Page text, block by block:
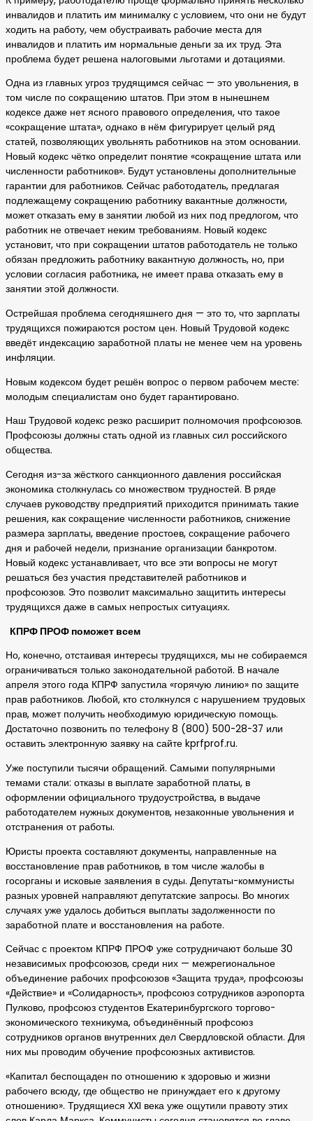
инвалидов и платить им минималку с условием, что они не будут
ходить на работу, чем обустраивать рабочие места для
инвалидов и платить им нормальные деньги за их труд. Эта
проблема будет решена налоговыми льготами и дотациями.
Одна из главных угроз трудящимся сейчас — это увольнения, в
том числе по сокращению штатов. При этом в нынешнем
кодексе даже нет ясного правового определения, что такое
«сокращение штата», однако в нём фигурирует целый ряд
статей, позволяющих увольнять работников на этом основании.
Новый кодекс чётко определит понятие «сокращение штата или
численности работников». Будут установлены дополнительные
гарантии для работников. Сейчас работодатель, предлагая
подлежащему сокращению работнику вакантные должности,
может отказать ему в занятии любой из них под предлогом, что
работник не отвечает неким требованиям. Новый кодекс
установит, что при сокращении штатов работодатель не только
обязан предложить работнику вакантную должность, но, при
условии согласия работника, не имеет права отказать ему в
занятии этой должности.
Острейшая проблема сегодняшнего дня — это то, что зарплаты
трудящихся пожираются ростом цен. Новый Трудовой кодекс
введёт индексацию заработной платы не менее чем на уровень
инфляции.
Новым кодексом будет решён вопрос о первом рабочем месте:
молодым специалистам оно будет гарантировано.
Наш Трудовой кодекс резко расширит полномочия профсоюзов.
Профсоюзы должны стать одной из главных сил российского
общества.
Сегодня из-за жёсткого санкционного давления российская
экономика столкнулась со множеством трудностей. В ряде
случаев руководству предприятий приходится принимать такие
решения, как сокращение численности работников, снижение
размера зарплаты, введение простоев, сокращение рабочего
дня и рабочей недели, признание организации банкротом.
Новый кодекс устанавливает, что все эти вопросы не могут
решаться без участия представителей работников и
профсоюзов. Это позволит максимально защитить интересы
трудящихся даже в самых непростых ситуациях.
КПРФ ПРОФ поможет всем
Но, конечно, отстаивая интересы трудящихся, мы не собираемся
ограничиваться только законодательной работой. В начале
апреля этого года КПРФ запустила «горячую линию» по защите
прав работников. Любой, кто столкнулся с нарушением трудовых
прав, может получить необходимую юридическую помощь.
Достаточно позвонить по телефону 8 (800) 500-28-37 или
оставить электронную заявку на сайте kprfprof.ru.
Уже поступили тысячи обращений. Самыми популярными
темами стали: отказы в выплате заработной платы, в
оформлении официального трудоустройства, в выдаче
работодателем нужных документов, незаконные увольнения и
отстранения от работы.
Юристы проекта составляют документы, направленные на
восстановление прав работников, в том числе жалобы в
госорганы и исковые заявления в суды. Депутаты-коммунисты
разных уровней направляют депутатские запросы. Во многих
случаях уже удалось добиться выплаты задолженности по
заработной плате и восстановления на работе.
Сейчас с проектом КПРФ ПРОФ уже сотрудничают больше 30
независимых профсоюзов, среди них — межрегиональное
объединение рабочих профсоюзов «Защита труда», профсоюзы
«Действие» и «Солидарность», профсоюз сотрудников аэропорта
Пулково, профсоюз студентов Екатеринбургского торгово-
экономического техникума, объединённый профсоюз
сотрудников органов внутренних дел Свердловской области. Для
них мы проводим обучение профсоюзных активистов.
«Капитал беспощаден по отношению к здоровью и жизни
рабочего всюду, где общество не принуждает его к другому
отношению». Трудящиеся XXI века уже ощутили правоту этих